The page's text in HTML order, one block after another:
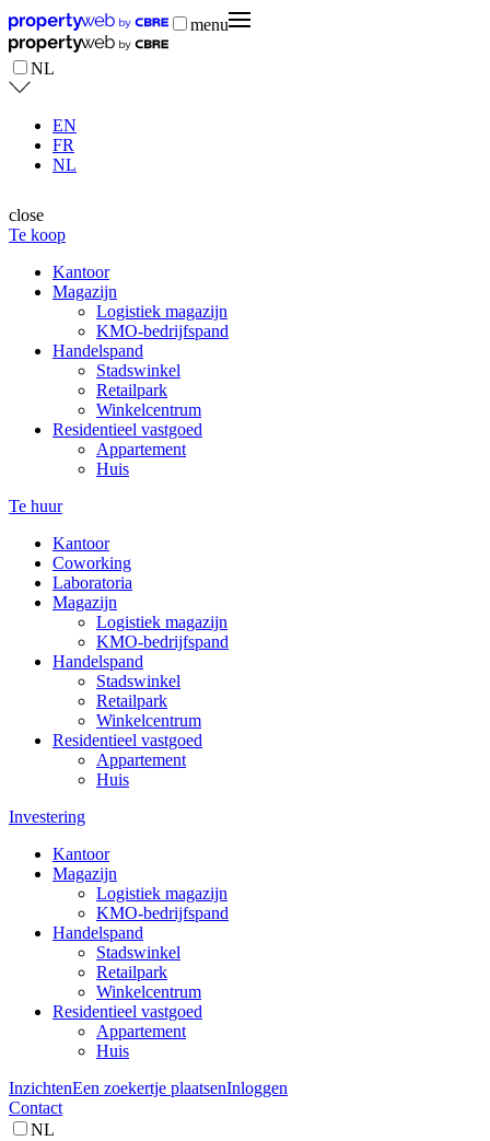
menu
NL
EN
FR
NL
close
Te koop
Kantoor
Magazijn
Logistiek magazijn
KMO-bedrijfspand
Handelspand
Stadswinkel
Retailpark
Winkelcentrum
Residentieel vastgoed
Appartement
Huis
Te huur
Kantoor
Coworking
Laboratoria
Magazijn
Logistiek magazijn
KMO-bedrijfspand
Handelspand
Stadswinkel
Retailpark
Winkelcentrum
Residentieel vastgoed
Appartement
Huis
Investering
Kantoor
Magazijn
Logistiek magazijn
KMO-bedrijfspand
Handelspand
Stadswinkel
Retailpark
Winkelcentrum
Residentieel vastgoed
Appartement
Huis
InzichtenEen zoekertje plaatsenInloggen
Contact
NL